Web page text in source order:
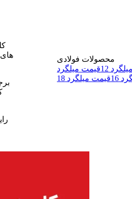
محصولات فولادی
12
قیمت میلگرد
16 قیمت میلگرد 18